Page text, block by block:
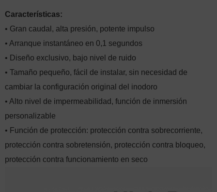
Características:
• Gran caudal, alta presión, potente impulso
• Arranque instantáneo en 0,1 segundos
• Diseño exclusivo, bajo nivel de ruido
• Tamaño pequeño, fácil de instalar, sin necesidad de
cambiar la configuración original del inodoro
• Alto nivel de impermeabilidad, función de inmersión
personalizable
• Función de protección: protección contra sobrecorriente,
protección contra sobretensión, protección contra bloqueo,
protección contra funcionamiento en seco